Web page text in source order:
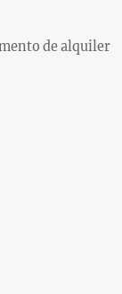
de alquiler